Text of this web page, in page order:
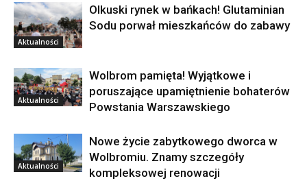
Aktualności
Olkuski rynek w bańkach! Glutaminian
Sodu porwał mieszkańców do zabawy
Aktualności
Wolbrom pamięta! Wyjątkowe i
poruszające upamiętnienie bohaterów
Powstania Warszawskiego
Aktualności
Nowe życie zabytkowego dworca w
Wolbromiu. Znamy szczegóły
kompleksowej renowacji